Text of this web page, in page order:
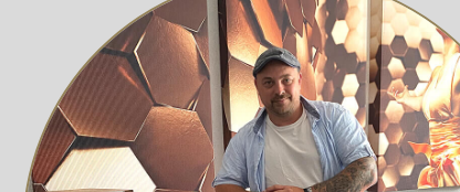
Die diskrete Implementierung dieser Tracking-
dynamische Leistung über den gesamten
Auto-EQ und erweiterte App-
Die Platzierung eines Subwoofers kann eine